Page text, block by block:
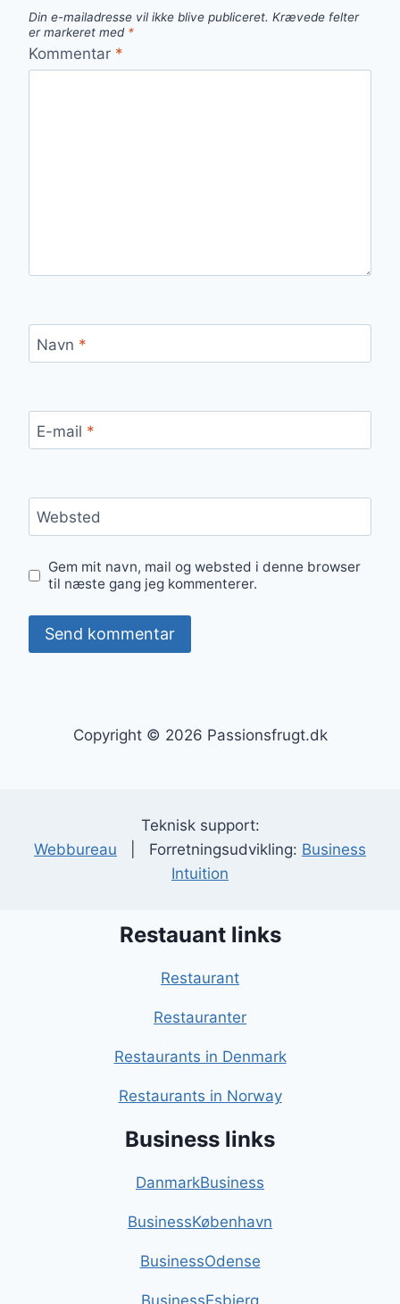
Din e-mailadresse vil ikke blive publiceret. Krævede felter
er markeret med *
Kommentar *
Navn *
E-mail *
Websted
Gem mit navn, mail og websted i denne browser
til næste gang jeg kommenterer.
Copyright © 2026 Passionsfrugt.dk
Teknisk support:
Webbureau | Forretningsudvikling: Business
Intuition
Restauant links
Restaurant
Restauranter
Restaurants in Denmark
Restaurants in Norway
Business links
DanmarkBusiness
BusinessKøbenhavn
BusinessOdense